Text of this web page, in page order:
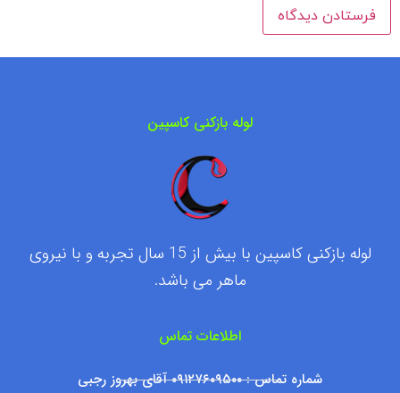
لوله بازکنی کاسپین
لوله بازکنی کاسپین با بیش از 15 سال تجربه و با نیروی
ماهر می باشد.
اطلاعات تماس
شماره تماس : ۰۹۱۲۷۶۰۹۵۰۰ آقای بهروز رجبی